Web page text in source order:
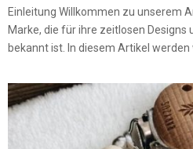
Einleitung Willkommen zu unserem
Marke, die für ihre zeitlosen Designs
bekannt ist. In diesem Artikel werden